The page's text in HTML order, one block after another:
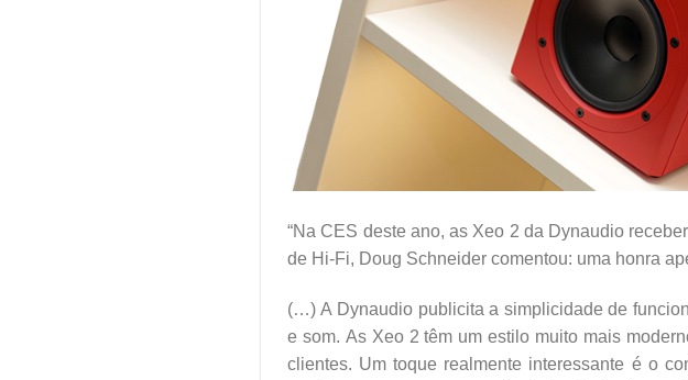
“Na CES deste ano, as Xeo 2 da Dynaudio
de Hi-Fi, Doug Schneider comentou: uma honra
(…) A Dynaudio publicita a simplicidade de
e som. As Xeo 2 têm um estilo muito mais
clientes. Um toque realmente interessante é o